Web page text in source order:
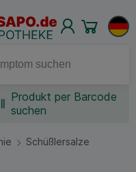
Produkt per Barcode
suchen
Schüßlersalze